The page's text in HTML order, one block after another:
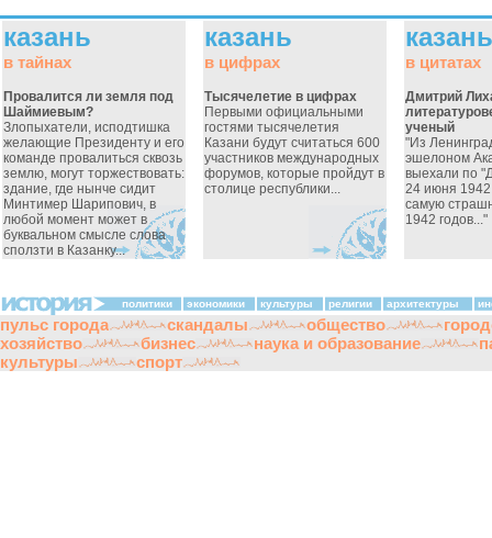
казань
в тайнах
Провалится ли земля под
Шаймиевым?
Злопыхатели, исподтишка
желающие Президенту и его
команде провалиться сквозь
землю, могут торжествовать:
здание, где нынче сидит
Минтимер Шарипович, в
любой момент может в
буквальном смысле слова
сползти в Казанку...
казань
в цифрах
Тысячелетие в цифрах
Первыми официальными
гостями тысячелетия
Казани будут считаться 600
участников международных
форумов, которые пройдут в
столице республики...
казань
в цитатах
Дмитрий
ученый
"Из
эшелоном
выехали по
24 июня
самую
1942 годов..."
политики экономики культуры религии архитектуры
пульс города скандалы общество
хозяйство
бизнес наука и образование
культуры
спорт